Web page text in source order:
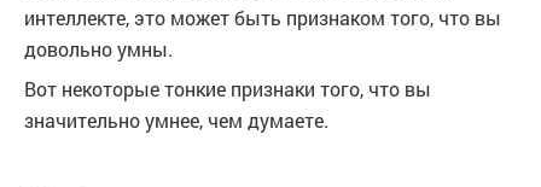
интеллекте, это может быть признаком того, что вы
довольно умны.
Вот некоторые тонкие признаки того, что вы
значительно умнее, чем думаете.